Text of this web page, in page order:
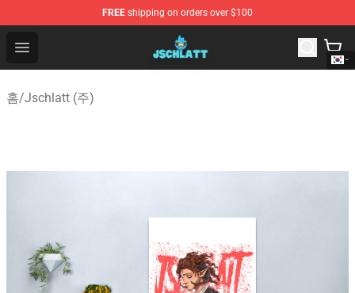
FREE shipping on orders over $100
Open menu
Jschlatt Store - Official Jschlatt Merchandise Shop
홈/Jschlatt (주)